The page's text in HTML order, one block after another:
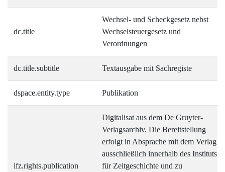
dc.title
Wechsel- und Scheckgesetz nebst
Wechselsteuergesetz und
Verordnungen
dc.title.subtitle Textausgabe mit Sachregiste
dspace.entity.type Publikation
ifz.rights.publication
Digitalisat aus dem De Gruyter-
Verlagsarchiv. Die Bereitstellung
erfolgt in Absprache mit dem Verlag
ausschließlich innerhalb des Instituts
für Zeitgeschichte und zu